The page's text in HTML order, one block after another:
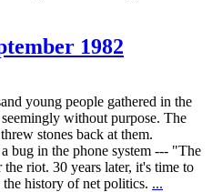
1982
young people gathered in the
without purpose. The
stones back at them.
bug in the phone system --- "The
riot. 30 years later, it's time to
history of net politics. ...